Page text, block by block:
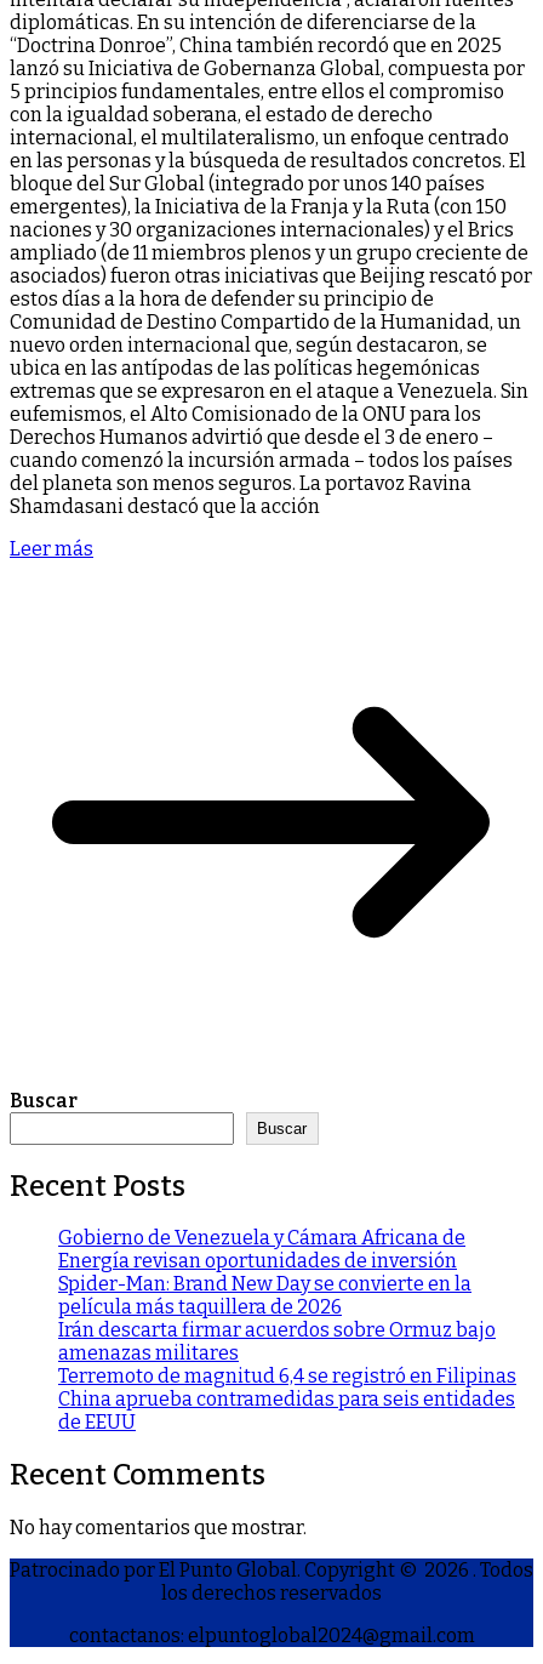
diplomáticas. En su intención de diferenciarse de la
“Doctrina Donroe”, China también recordó que en 2025
lanzó su Iniciativa de Gobernanza Global, compuesta por
5 principios fundamentales, entre ellos el compromiso
con la igualdad soberana, el estado de derecho
internacional, el multilateralismo, un enfoque centrado
en las personas y la búsqueda de resultados concretos. El
bloque del Sur Global (integrado por unos 140 países
emergentes), la Iniciativa de la Franja y la Ruta (con 150
naciones y 30 organizaciones internacionales) y el Brics
ampliado (de 11 miembros plenos y un grupo creciente de
asociados) fueron otras iniciativas que Beijing rescató por
estos días a la hora de defender su principio de
Comunidad de Destino Compartido de la Humanidad, un
nuevo orden internacional que, según destacaron, se
ubica en las antípodas de las políticas hegemónicas
extremas que se expresaron en el ataque a Venezuela. Sin
eufemismos, el Alto Comisionado de la ONU para los
Derechos Humanos advirtió que desde el 3 de enero –
cuando comenzó la incursión armada – todos los países
del planeta son menos seguros. La portavoz Ravina
Shamdasani destacó que la acción
Leer más
Buscar
Buscar
Recent Posts
Gobierno de Venezuela y Cámara Africana de
Energía revisan oportunidades de inversión
Spider-Man: Brand New Day se convierte en la
película más taquillera de 2026
Irán descarta firmar acuerdos sobre Ormuz bajo
amenazas militares
Terremoto de magnitud 6,4 se registró en Filipinas
China aprueba contramedidas para seis entidades
de EEUU
Recent Comments
No hay comentarios que mostrar.
Patrocinado por El Punto Global. Copyright © 2026 . Todos
los derechos reservados
contactanos: elpuntoglobal2024@gmail.com